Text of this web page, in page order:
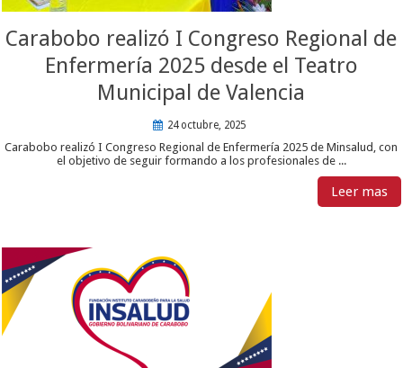
Carabobo realizó I Congreso Regional de
Enfermería 2025 desde el Teatro
Municipal de Valencia
24 octubre, 2025
Carabobo realizó I Congreso Regional de Enfermería 2025 de Minsalud, con
el objetivo de seguir formando a los profesionales de ...
Leer mas